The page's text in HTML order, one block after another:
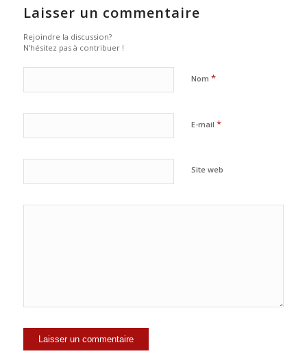
Laisser un commentaire
Rejoindre la discussion?
N’hésitez pas à contribuer !
Nom *
E-mail *
Site web